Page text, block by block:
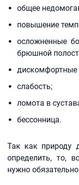
общее
повышение
осложненные
брюшной
дискомфортные
слабость;
ломота в
бессонница.
Так как природу
определить, то,
нужно